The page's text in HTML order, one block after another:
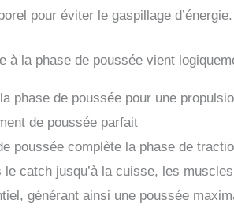
pour éviter le gaspillage d’énergie.
à la phase de poussée vient
phase de poussée pour une
de poussée parfait
poussée complète la phase de
le catch jusqu’à la cuisse, les
générant ainsi une poussée